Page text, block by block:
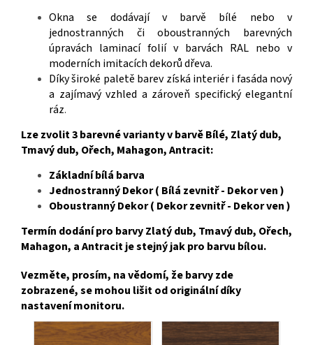
Okna se dodávají v barvě bílé nebo v
jednostranných či oboustranných barevných
úpravách laminací folií v barvách RAL nebo v
moderních imitacích dekorů dřeva.
Díky široké paletě barev získá interiér i fasáda nový
a zajímavý vzhled a zároveň specifický elegantní
ráz.
Lze zvolit 3 barevné varianty v barvě Bílé, Zlatý dub,
Tmavý dub, Ořech, Mahagon, Antracit:
Základní bílá barva
Jednostranný Dekor ( Bílá zevnitř - Dekor ven )
Oboustranný Dekor ( Dekor zevnitř - Dekor ven )
Termín dodání pro barvy Zlatý dub, Tmavý dub, Ořech,
Mahagon, a Antracit je stejný jak pro barvu bílou.
Vezměte, prosím, na vědomí, že barvy zde
zobrazené, se mohou lišit od originální díky
nastavení monitoru.